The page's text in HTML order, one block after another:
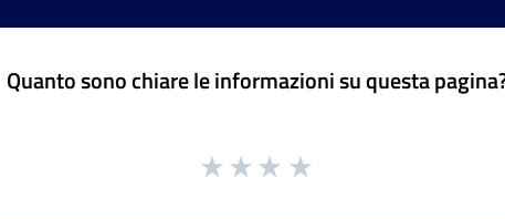
Quanto sono chiare le informazioni su questa